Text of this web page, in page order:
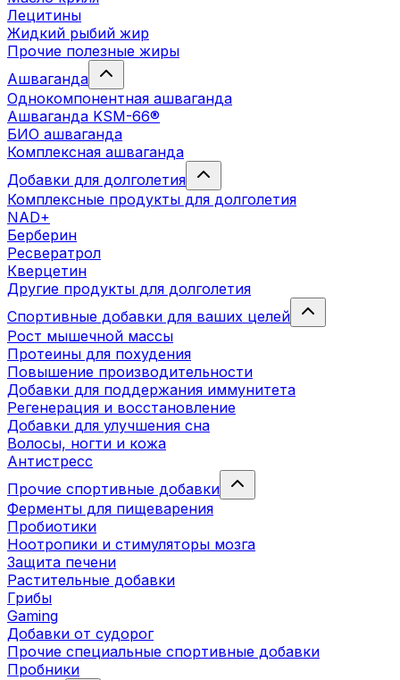
Лецитины
Жидкий рыбий жир
Прочие полезные жиры
Ашваганда
Однокомпонентная ашваганда
Ашваганда KSM-66®
БИО ашваганда
Комплексная ашваганда
Добавки для долголетия
Комплексные продукты для долголетия
NAD+
Берберин
Ресвератрол
Кверцетин
Другие продукты для долголетия
Спортивные добавки для ваших целей
Рост мышечной массы
Протеины для похудения
Повышение производительности
Добавки для поддержания иммунитета
Регенерация и восстановление
Добавки для улучшения сна
Волосы, ногти и кожа
Антистресс
Прочие спортивные добавки
Ферменты для пищеварения
Пробиотики
Ноотропики и стимуляторы мозга
Защита печени
Растительные добавки
Грибы
Gaming
Добавки от судорог
Прочие специальные спортивные добавки
Пробники